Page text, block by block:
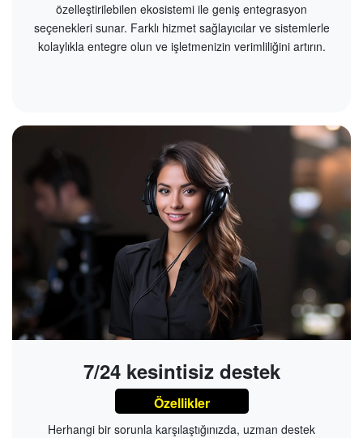
özelleştirilebilen ekosistemi ile geniş entegrasyon
seçenekleri sunar. Farklı hizmet sağlayıcılar ve sistemlerle
kolaylıkla entegre olun ve işletmenizin verimliliğini artırın.
7/24 kesintisiz destek
Özellikler
Herhangi bir sorunla karşılaştığınızda, uzman destek